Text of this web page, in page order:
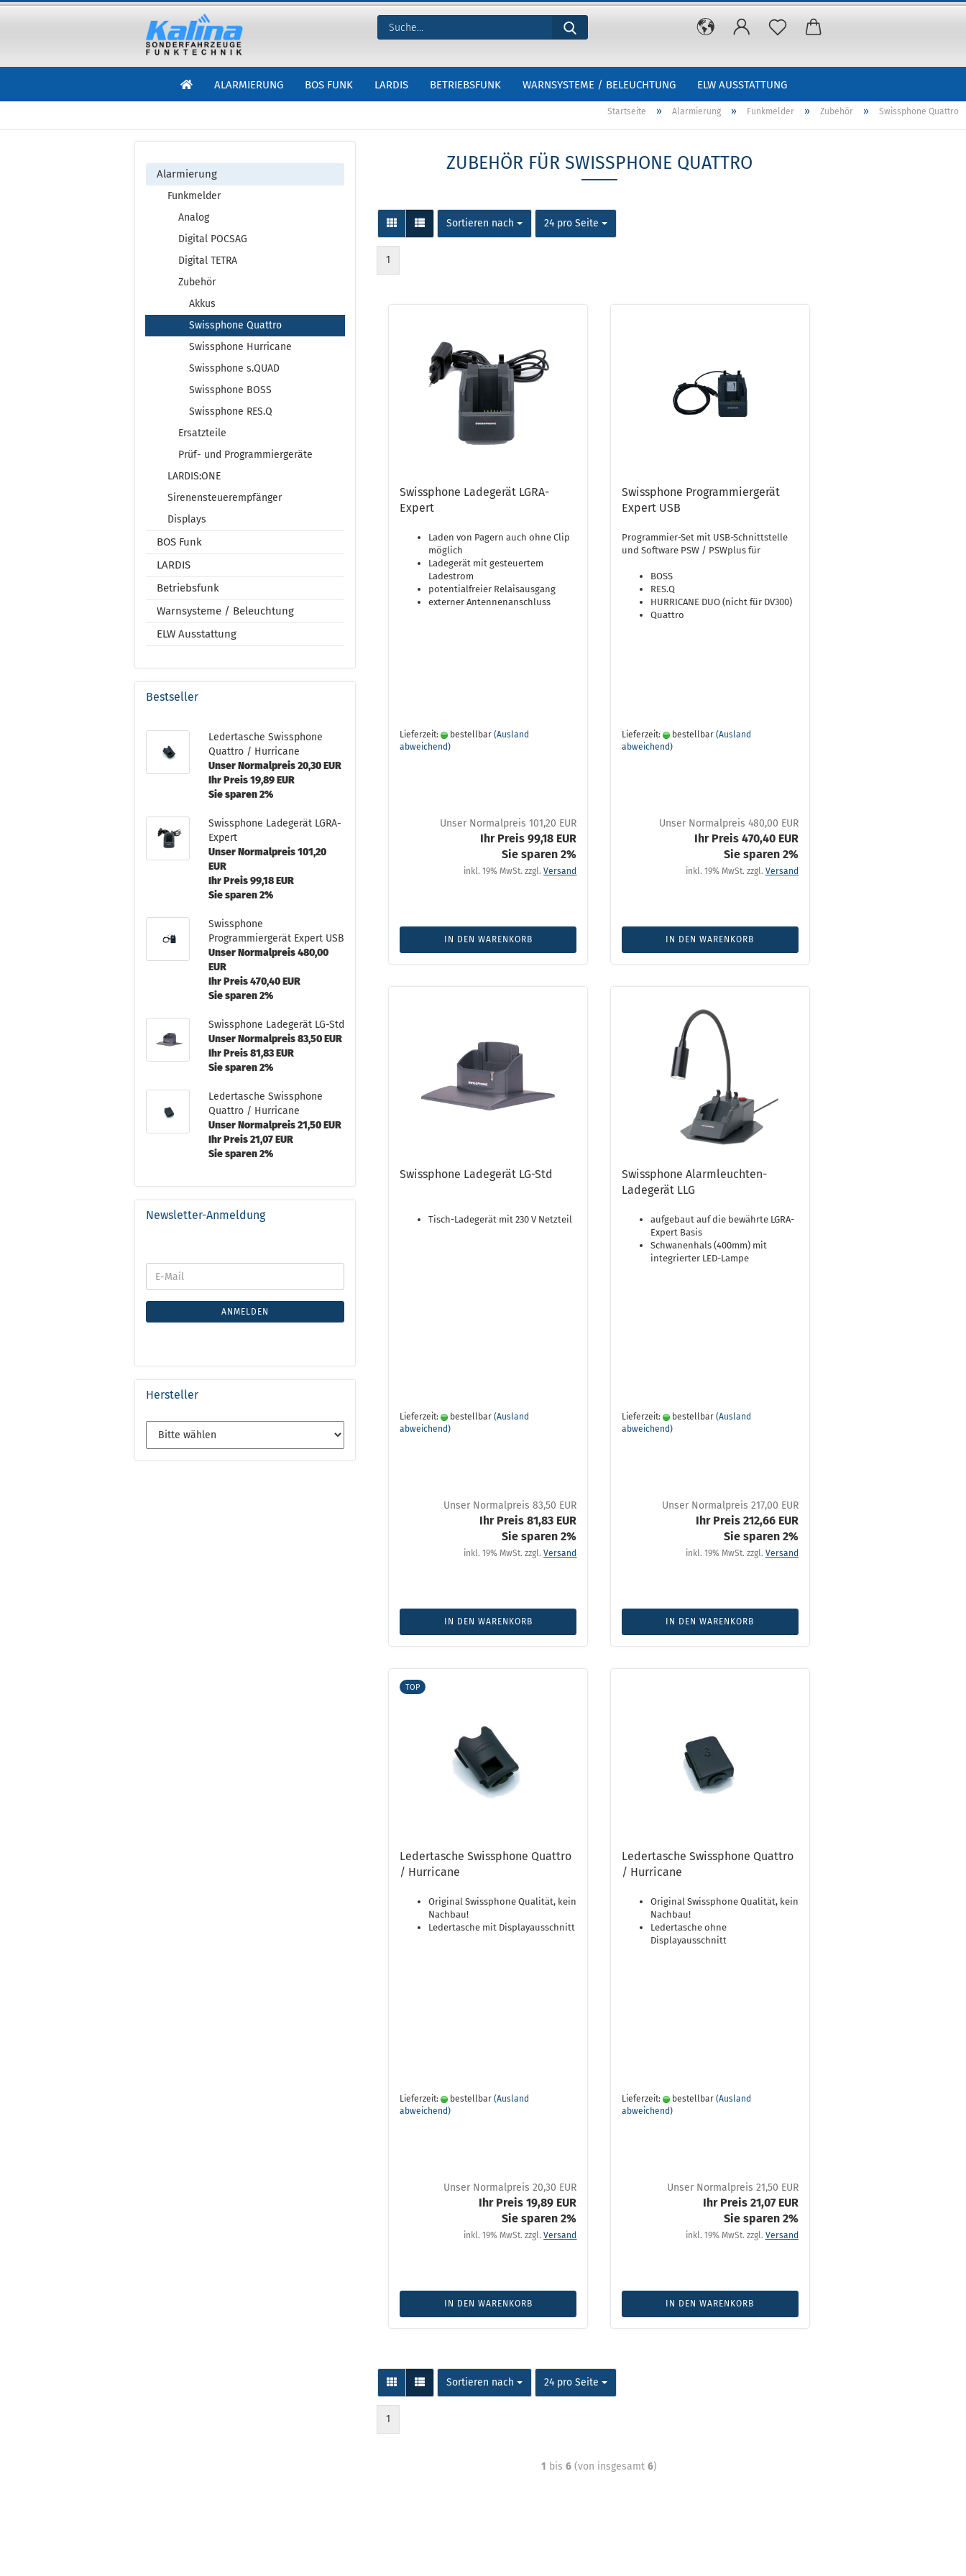
ALARMIERUNG BOS FUNK LARDIS BETRIEBSFUNK WARNSYSTEME / BELEUCHTUNG ELW AUSSTATTUNG
Startseite » Alarmierung » Funkmelder » Zubehör » Swissphone Quattro
ZUBEHÖR FÜR SWISSPHONE QUATTRO
Sortieren nach 24 pro Seite
1
Swissphone Ladegerät LGRA-
Expert
Laden von Pagern auch ohne Clip
möglich
Ladegerät mit gesteuertem
Ladestrom
potentialfreier Relaisausgang
externer Antennenanschluss
Lieferzeit: bestellbar (Ausland
abweichend)
Unser Normalpreis 101,20 EUR
Ihr Preis 99,18 EUR
Sie sparen 2%
inkl. 19% MwSt. zzgl.Versand
IN DEN WARENKORB
Swissphone Programmiergerät
Expert USB
Programmier-Set mit USB-Schnittstelle
und Software PSW / PSWplus für
BOSS
RES.Q
HURRICANE DUO (nicht für DV300)
Quattro
Lieferzeit: bestellbar (Ausland
abweichend)
Unser Normalpreis 480,00 EUR
Ihr Preis 470,40 EUR
Sie sparen 2%
inkl. 19% MwSt. zzgl. Versand
IN DEN WARENKORB
Swissphone Ladegerät LG-Std
Tisch-Ladegerät mit 230 V Netzteil
Lieferzeit: bestellbar (Ausland
abweichend)
Unser Normalpreis 83,50 EUR
Ihr Preis 81,83 EUR
Sie sparen 2%
inkl. 19% MwSt. zzgl.Versand
IN DEN WARENKORB
Swissphone Alarmleuchten-
Ladegerät LLG
aufgebaut auf die bewährte LGRA-
Expert Basis
Schwanenhals (400mm) mit
integrierter LED-Lampe
Lieferzeit: bestellbar (Ausland
abweichend)
Unser Normalpreis 217,00 EUR
Ihr Preis 212,66 EUR
Sie sparen 2%
inkl. 19% MwSt. zzgl. Versand
IN DEN WARENKORB
TOP
Ledertasche Swissphone Quattro
/ Hurricane
Original Swissphone Qualität, kein
Nachbau!
Ledertasche mit Displayausschnitt
Lieferzeit: bestellbar (Ausland
abweichend)
Unser Normalpreis 20,30 EUR
Ihr Preis 19,89 EUR
Sie sparen 2%
inkl. 19% MwSt. zzgl.Versand
IN DEN WARENKORB
Ledertasche Swissphone Quattro
/ Hurricane
Original Swissphone Qualität, kein
Nachbau!
Ledertasche ohne
Displayausschnitt
Lieferzeit: bestellbar (Ausland
abweichend)
Unser Normalpreis 21,50 EUR
Ihr Preis 21,07 EUR
Sie sparen 2%
inkl. 19% MwSt. zzgl. Versand
IN DEN WARENKORB
Sortieren nach 24 pro Seite
1
1 bis6 (von insgesamt6)
Alarmierung
Funkmelder
Analog
Digital POCSAG
Digital TETRA
Zubehör
Akkus
Swissphone Quattro
Swissphone Hurricane
Swissphone s.QUAD
Swissphone BOSS
Swissphone RES.Q
Ersatzteile
Prüf- und Programmiergeräte
LARDIS:ONE
Sirenensteuerempfänger
Displays
BOS Funk
LARDIS
Betriebsfunk
Warnsysteme / Beleuchtung
ELW Ausstattung
Bestseller
Ledertasche Swissphone
Quattro / Hurricane
Unser Normalpreis 20,30 EUR
Ihr Preis 19,89 EUR
Sie sparen 2%
Swissphone Ladegerät LGRA-
Expert
Unser Normalpreis 101,20
EUR
Ihr Preis 99,18 EUR
Sie sparen 2%
Swissphone
Programmiergerät Expert USB
Unser Normalpreis 480,00
EUR
Ihr Preis 470,40 EUR
Sie sparen 2%
Swissphone Ladegerät LG-Std
Unser Normalpreis 83,50 EUR
Ihr Preis 81,83 EUR
Sie sparen 2%
Ledertasche Swissphone
Quattro / Hurricane
Unser Normalpreis 21,50 EUR
Ihr Preis 21,07 EUR
Sie sparen 2%
Newsletter-Anmeldung
ANMELDEN
Hersteller